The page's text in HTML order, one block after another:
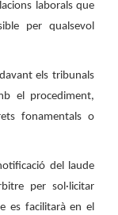
laborals que
per qualsevol
els tribunals
el procediment,
fonamentals o
del laude
per sol·licitar
es facilitarà en el